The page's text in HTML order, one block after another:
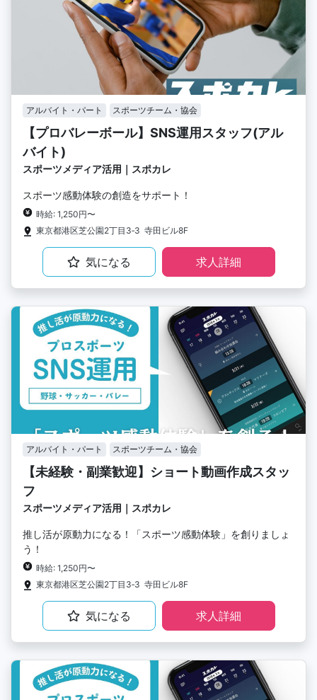
アルバイト・パート スポーツチーム・協会
【プロバレーボール】SNS運用スタッフ(アル
バイト)
スポーツメディア活用｜スポカレ
スポーツ感動体験の創造をサポート！
時給: 1,250円〜
東京都港区芝公園2丁目3‐3 寺田ビル8F
気になる 求人詳細
アルバイト・パート スポーツチーム・協会
【未経験・副業歓迎】ショート動画作成スタッ
フ
スポーツメディア活用｜スポカレ
推し活が原動力になる！「スポーツ感動体験」を創りましょ
う！
時給: 1,250円〜
東京都港区芝公園2丁目3‐3 寺田ビル8F
気になる 求人詳細